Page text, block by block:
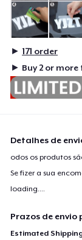
► 171 order
► Buy 2 or
Detalhes de
odos os produtos
Se fizer a sua
loading....
Prazos de envio
Estimated